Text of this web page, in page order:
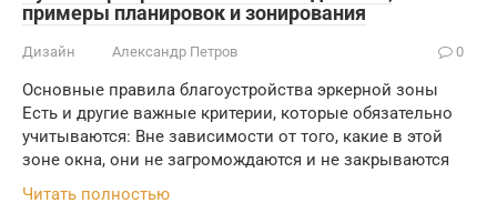
примеры планировок и зонирования
Дизайн Александр Петров 0
Основные правила благоустройства эркерной зоны
Есть и другие важные критерии, которые обязательно
учитываются: Вне зависимости от того, какие в этой
зоне окна, они не загромождаются и не закрываются
Читать полностью